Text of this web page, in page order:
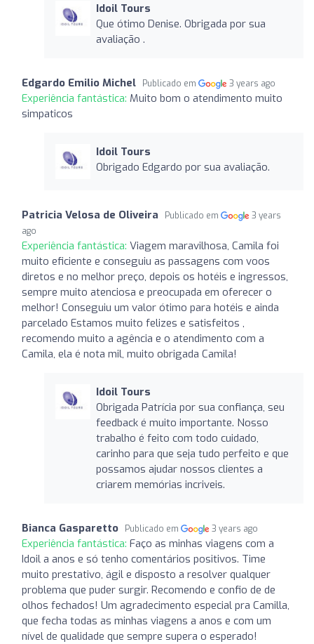
Idoil Tours
Que ótimo Denise. Obrigada por sua
avaliação .
Edgardo Emilio Michel Publicado em 3 years ago
Experiência fantástica: Muito bom o atendimento muito
simpaticos
Idoil Tours
Obrigado Edgardo por sua avaliação.
Patricia Velosa de Oliveira Publicado em
3 years
ago
Experiência fantástica: Viagem maravilhosa, Camila foi
muito eficiente e conseguiu as passagens com voos
diretos e no melhor preço, depois os hotéis e ingressos,
sempre muito atenciosa e preocupada em oferecer o
melhor! Conseguiu um valor ótimo para hotéis e ainda
parcelado Estamos muito felizes e satisfeitos ,
recomendo muito a agência e o atendimento com a
Camila, ela é nota mil, muito obrigada Camila!
Idoil Tours
Obrigada Patrícia por sua confiança, seu
feedback é muito importante. Nosso
trabalho é feito com todo cuidado,
carinho para que seja tudo perfeito e que
possamos ajudar nossos clientes a
criarem memórias incriveis.
Bianca Gasparetto Publicado em 3 years ago
Experiência fantástica: Faço as minhas viagens com a
Idoil a anos e só tenho comentários positivos. Time
muito prestativo, ágil e disposto a resolver qualquer
problema que puder surgir. Recomendo e confio de de
olhos fechados! Um agradecimento especial pra Camilla,
que fecha todas as minhas viagens a anos e com um
nível de qualidade que sempre supera o esperado!